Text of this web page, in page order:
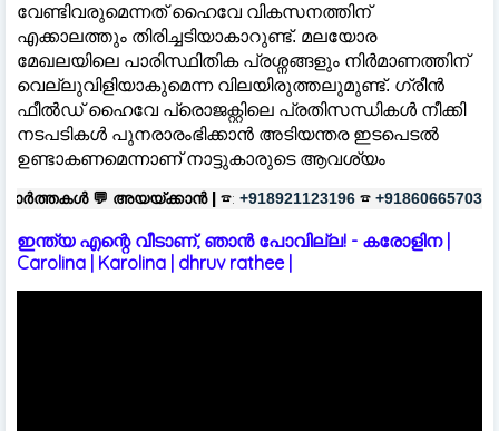
വേണ്ടിവരുമെന്നത് ഹൈവേ വികസനത്തിന്
എക്കാലത്തും തിരിച്ചടിയാകാറുണ്ട്. മലയോര
മേഖലയിലെ പാരിസ്ഥിതിക പ്രശ്നങ്ങളും നിർമാണത്തിന്
വെല്ലുവിളിയാകുമെന്ന വിലയിരുത്തലുമുണ്ട്. ഗ്രീൻ
ഫീൽഡ് ഹൈവേ പ്രൊജക്റ്റിലെ പ്രതിസന്ധികൾ നീക്കി
നടപടികൾ പുനരാരംഭിക്കാൻ അടിയന്തര ഇടപെടൽ
ഉണ്ടാകണമെന്നാണ് നാട്ടുകാരുടെ ആവശ്യം
| ☎: +918921123196 ☎ +918606657037 പരസ്യങ്ങൾക്ക്
ഇന്ത്യ എന്റെ വീടാണ്, ഞാൻ പോവില്ല! - കരോളിന |
Carolina | Karolina | dhruv rathee |